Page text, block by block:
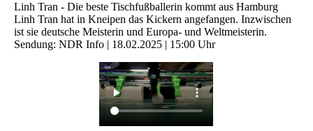
Linh Tran - Die beste Tischfußballerin kommt aus Hamburg
Linh Tran hat in Kneipen das Kickern angefangen. Inzwischen
ist sie deutsche Meisterin und Europa- und Weltmeisterin.
Sendung: NDR Info | 18.02.2025 | 15:00 Uhr